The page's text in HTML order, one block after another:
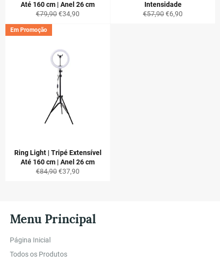
Até 160 cm | Anel 26 cm
Preço
normal
€79,90Preço
€34,90
Intensidade
Preço
€57,90Preço
€6,90
Ring Light | Tripé Extensível
Até 160 cm | Anel 26 cm
Preço
€84,90Preço
€37,90
Em Promoção
Menu Principal
Página Inicial
Todos os Produtos